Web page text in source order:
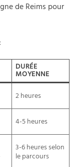
de Reims pour
DURÉE
MOYENNE
2 heures
4-5 heures
3-6 heures selon
le parcours